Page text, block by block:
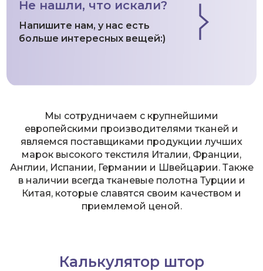
Не нашли, что искали?
Напишите нам, у нас есть
больше интересных вещей:)
Мы сотрудничаем с крупнейшими
европейскими производителями тканей и
являемся поставщиками продукции лучших
марок высокого текстиля Италии, Франции,
Англии, Испании, Германии и Швейцарии. Также
в наличии всегда тканевые полотна Турции и
Китая, которые славятся своим качеством и
приемлемой ценой.
Калькулятор штор